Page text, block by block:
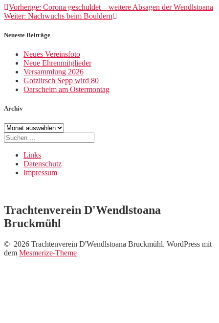
Beitragsnavigation
Vorherige: Vorheriger
Beitrag:
Corona geschuldet – weitere Absagen der Wendlstoana
Weiter: Nächster
Nachwuchs beim Bouldern
Neueste Beiträge
Neues Vereinsfoto
Neue Ehrenmitglieder
Versammlung 2026
Gotzlirsch Sepp wird 80
Oarscheim am Ostermontag
Archiv
Archiv
Suche
nach:
Links
Datenschutz
Impressum
Trachtenverein D'Wendlstoana
Bruckmühl
© 2026 Trachtenverein D'Wendlstoana Bruckmühl. WordPress mit
dem Mesmerize-Theme